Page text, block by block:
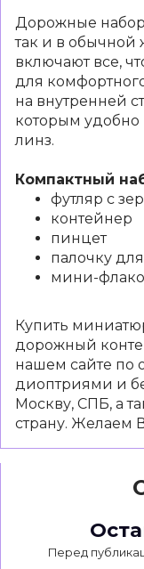
Дорожные
так и в
включают все,
для
на внутренней
которым удобно
линз.
Компактный
футляр с
контейнер
пинцет
палочку
мини-
Купить
дорожный
нашем сайте по
диоптриями и
Москву, СПБ, а
страну. Желаем
Перед